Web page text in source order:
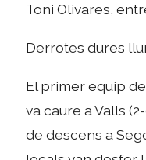
Toni Olivares,
Derrotes dures
El primer equip
va caure a Valls
de descens a